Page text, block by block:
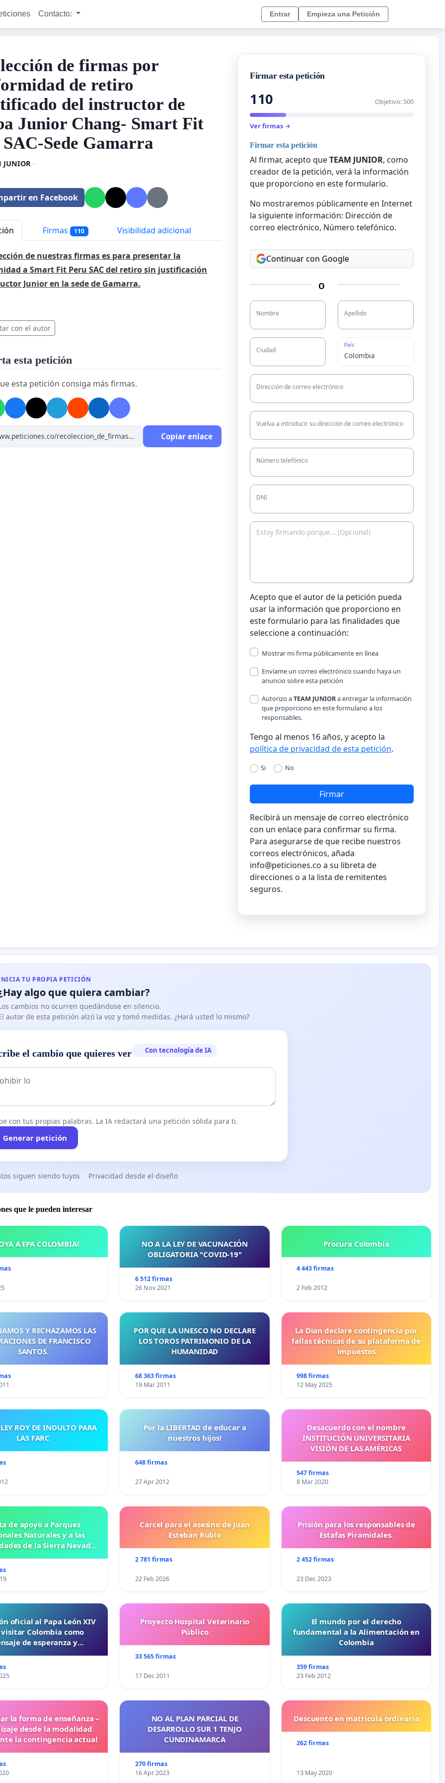
Contacto: Entrar Empieza una Petición
de firmas por
de retiro
del instructor de
Junior Chang- Smart Fit
Sede Gamarra
JUNIOR ·
en Facebook
Firmas 110 Visibilidad adicional
de nuestras firmas es para presentar la
a Smart Fit Peru SAC del retiro sin justificación
Junior en la sede de Gamarra.
con el autor
esta petición
esta petición consiga más firmas.
Copiar enlace
Firmar esta petición
110 Objetivo: 500
Ver firmas →
Firmar esta petición
Al firmar, acepto queTEAM JUNIOR, como
creador de la petición, verá la información
que proporciono en este formulario.
No mostraremos públicamente en Internet
la siguiente información: Dirección de
correo electrónico, Número telefónico.
Continuar con Google
O
Nombre Apellido
Ciudad
País
Dirección de correo electrónico
Vuelva a introducir su dirección de correo electrónico
Número telefónico
DNI
Acepto que el autor de la petición pueda
usar la información que proporciono en
este formulario para las finalidades que
seleccione a continuación:
Mostrar mi firma públicamente en línea
Envíame un correo electrónico cuando haya un
anuncio sobre esta petición
Autorizo aTEAM JUNIORa entregar la información
que proporciono en este formulario a los
responsables.
Tengo al menos 16 años, y acepto la
política de privacidad de esta petición.
Si No
Firmar
Recibirá un mensaje de correo electrónico
con un enlace para confirmar su firma.
Para asegurarse de que recibe nuestros
correos electrónicos, añada
info@peticiones.co a su libreta de
direcciones o a la lista de remitentes
seguros.
TU PROPIA PETICIÓN
algo que quiera cambiar?
cambios no ocurren quedándose en silencio.
autor de esta petición alzó la voz y tomó medidas. ¿Hará usted lo mismo?
el cambio que quieres ver Con tecnología de IA
con tus propias palabras. La IA redactará una petición sólida para ti.
Generar petición
siguen siendo tuyos Privacidad desde el diseño
que le pueden interesar
A EPA COLOMBIA!
NO A LA LEY DE VACUNACIÓN
OBLIGATORIA "COVID-19"
6 512 firmas
26 Nov 2021
Procura Colombia
4 443 firmas
2 Feb 2012
Y RECHAZAMOS LAS
DE FRANCISCO
SANTOS.
POR QUE LA UNESCO NO DECLARE
LOS TOROS PATRIMONIO DE LA
HUMANIDAD
68 363 firmas
19 Mar 2011
La Dian declare contingencia por
fallas técnicas de su plataforma de
impuestos
998 firmas
12 May 2025
ROY DE INDULTO PARA
LAS FARC
Por la LIBERTAD de educar a
nuestros hijos!
648 firmas
27 Apr 2012
Desacuerdo con el nombre
INSTITUCIÓN UNIVERSITARIA
VISIÓN DE LAS AMÉRICAS
547 firmas
8 Mar 2020
de apoyo a Parques
Naturales y a las
de la Sierra Nevada
Carcel para el asesino de Juan
Esteban Rubio
2 781 firmas
22 Feb 2026
Prisión para los responsables de
Estafas Piramidales.
2 452 firmas
23 Dec 2023
oficial al Papa León XIV
Colombia como
de esperanza y
Proyecto Hospital Veterinario
Público
33 565 firmas
17 Dec 2011
El mundo por el derecho
fundamental a la Alimentación en
Colombia
359 firmas
23 Feb 2012
la forma de enseñanza –
desde la modalidad
la contingencia actual
NO AL PLAN PARCIAL DE
DESARROLLO SUR 1 TENJO
CUNDINAMARCA
270 firmas
16 Apr 2023
Descuento en matricula ordinaria
262 firmas
13 May 2020